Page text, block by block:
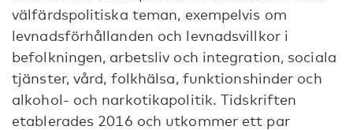
välfärdspolitiska teman, exempelvis om
levnadsförhållanden och levnadsvillkor i
befolkningen, arbetsliv och integration, sociala
tjänster, vård, folkhälsa, funktionshinder och
alkohol- och narkotikapolitik. Tidskriften
etablerades 2016 och utkommer ett par